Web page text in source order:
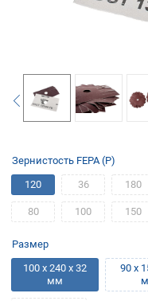
Зернистость FEPA (P)
120
36 180
80 100 150
Размер
100 x 240 x 32
мм
90 x